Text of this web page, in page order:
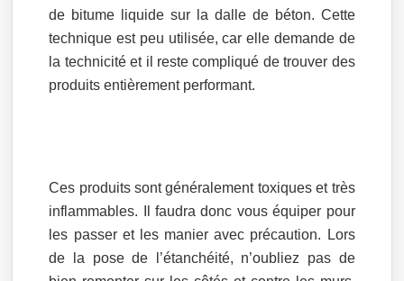
de bitume liquide sur la dalle de béton. Cette
technique est peu utilisée, car elle demande de
la technicité et il reste compliqué de trouver des
produits entièrement performant.
Ces produits sont généralement toxiques et très
inflammables. Il faudra donc vous équiper pour
les passer et les manier avec précaution. Lors
de la pose de l’étanchéité, n’oubliez pas de